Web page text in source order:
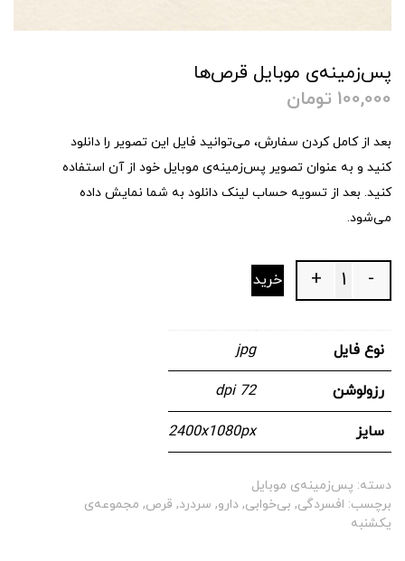
پس‌زمینه‌ی موبایل قرص‌ها
100,000 تومان
بعد از کامل کردن سفارش، می‌توانید فایل این تصویر را دانلود
کنید و به عنوان تصویر پس‌زمینه‌ی موبایل خود از آن استفاده
کنید. بعد از تسویه حساب لینک دانلود به شما نمایش داده
می‌شود.
Quantity -
+ خرید
نوع فایل jpg
رزولوشن 72 dpi
سایز 2400x1080px
دسته: پس‌زمینه‌ی موبایل
برچسب: افسردگی, بی‌خوابی, دارو, سردرد, قرص, مجموعه‌ی
یکشنبه